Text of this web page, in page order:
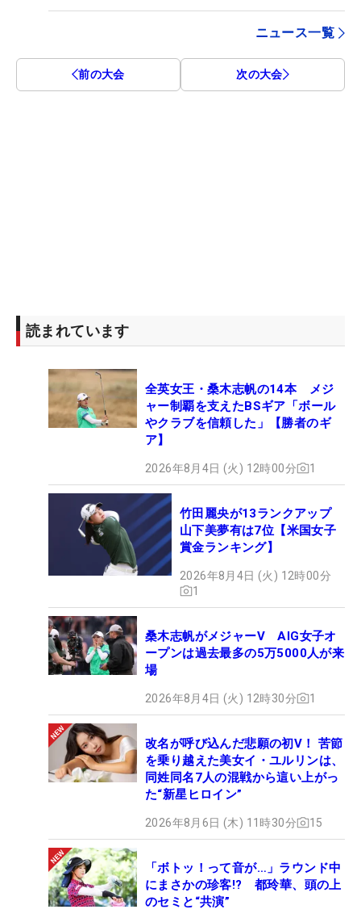
ニュース一覧
前の大会 次の大会
読まれています
全英女王・桑木志帆の14本 メジ
ャー制覇を支えたBSギア「ボール
やクラブを信頼した」【勝者のギ
ア】
2026年8月4日 (火) 12時00分 1
竹田麗央が13ランクアップ
山下美夢有は7位【米国女子
賞金ランキング】
2026年8月4日 (火) 12時00分
1
桑木志帆がメジャーV AIG女子オ
ープンは過去最多の5万5000人が来
場
2026年8月4日 (火) 12時30分 1
改名が呼び込んだ悲願の初V！ 苦節
を乗り越えた美女イ・ユルリンは、
同姓同名7人の混戦から這い上がっ
た“新星ヒロイン”
2026年8月6日 (木) 11時30分 15
「ボトッ！って音が…」ラウンド中
にまさかの珍客!? 都玲華、頭の上
のセミと“共演”